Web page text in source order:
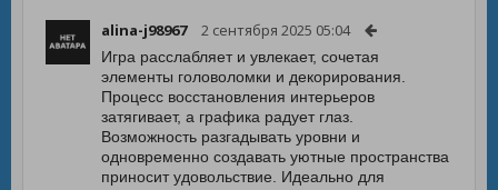
alina-j98967 2 сентября 2025 05:04
Игра расслабляет и увлекает, сочетая
элементы головоломки и декорирования.
Процесс восстановления интерьеров
затягивает, а графика радует глаз.
Возможность разгадывать уровни и
одновременно создавать уютные пространства
приносит удовольствие. Идеально для